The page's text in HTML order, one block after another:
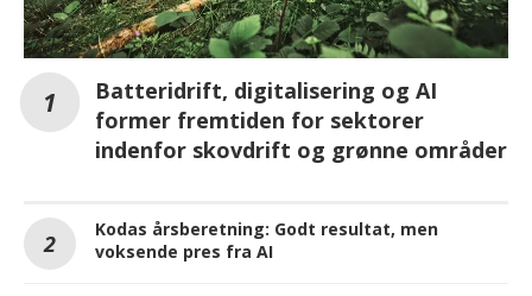
Batteridrift, digitalisering og AI
former fremtiden for sektorer
indenfor skovdrift og grønne områder
Kodas årsberetning: Godt resultat, men
voksende pres fra AI